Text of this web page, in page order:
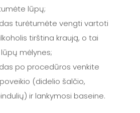
lūpų;
turėtumėte vengti vartoti
tirština kraują, o tai
mėlynes;
po procedūros venkite
(didelio šalčio,
ir lankymosi baseine.